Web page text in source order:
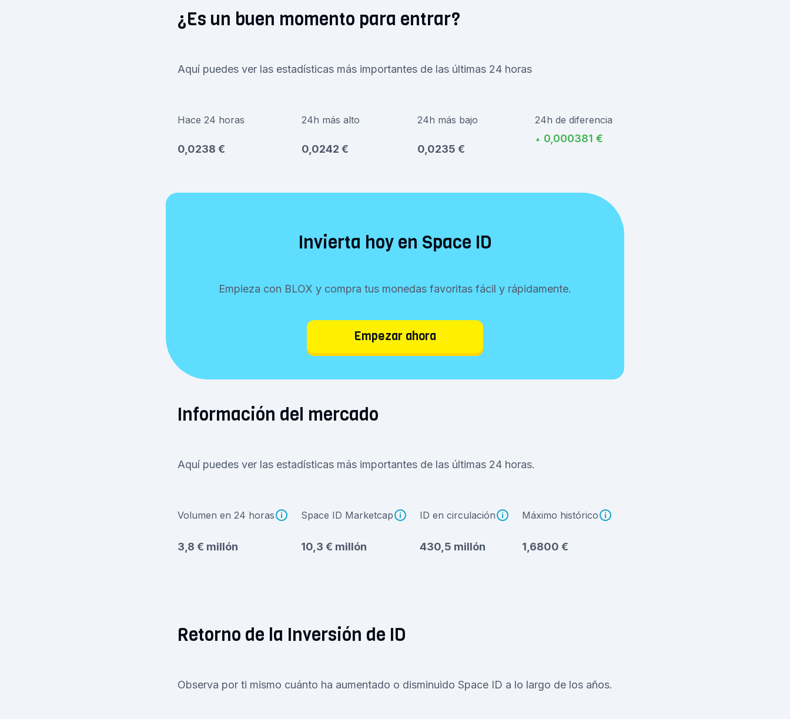
¿Es un buen momento para entrar?
Aquí puedes ver las estadísticas más importantes de las últimas 24 horas
Hace 24 horas
0,0238 €
24h más alto
0,0242 €
24h más bajo
0,0235 €
24h de diferencia
▲ 0,000381 €
Invierta hoy en Space ID
Empieza con BLOX y compra tus monedas favoritas fácil y rápidamente.
Empezar ahora
Información del mercado
Aquí puedes ver las estadísticas más importantes de las últimas 24 horas.
Volumen en 24 horas
3,8 € millón
Space ID Marketcap
10,3 € millón
ID en circulación
430,5 millón
Máximo histórico
1,6800 €
Retorno de la Inversión de ID
Observa por ti mismo cuánto ha aumentado o disminuido Space ID a lo largo de los años.